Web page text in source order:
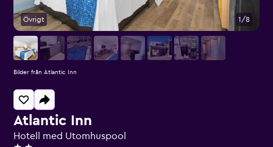
Atlantic Inn
Hotell med Utomhuspool
Övrigt 1/8
Bilder från Atlantic Inn